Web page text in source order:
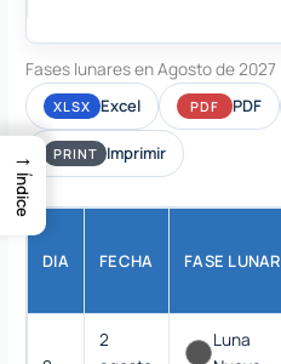
Fases lunares en Agosto de 2027
XLSX Excel PDF PDF
PRINT Imprimir
DIA FECHA FASE LUNAR
2
Luna
→
Índice